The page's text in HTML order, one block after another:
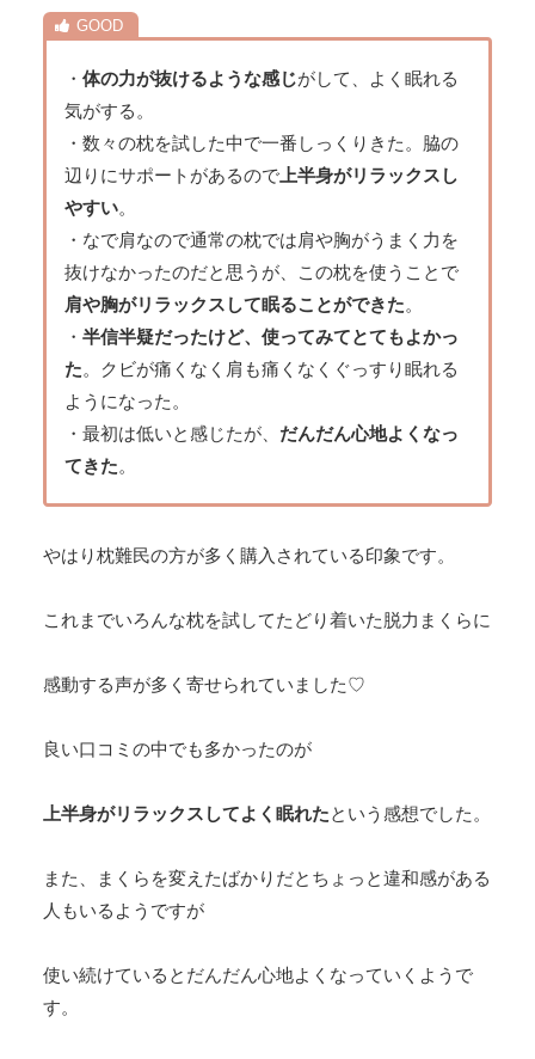
・ 体の力が抜けるような感じがして、よく眠れる
気がする。
・数々の枕を試した中で一番しっくりきた。脇の
辺りにサポートがあるので 上半身がリラックスし
やすい。
・なで肩なので通常の枕では肩や胸がうまく力を
抜けなかったのだと思うが、この枕を使うことで
肩や胸がリラックスして眠ることができた。
・ 半信半疑だったけど、使ってみてとてもよかっ
た。クビが痛くなく肩も痛くなくぐっすり眠れる
ようになった。
・最初は低いと感じたが、 だんだん心地よくなっ
てきた。
やはり枕難民の方が多く購入されている印象です。
これまでいろんな枕を試してたどり着いた脱力まくらに
感動する声が多く寄せられていました♡
良い口コミの中でも多かったのが
上半身がリラックスしてよく眠れたという感想でした。
また、まくらを変えたばかりだとちょっと違和感がある
人もいるようですが
使い続けているとだんだん心地よくなっていくようで
す。